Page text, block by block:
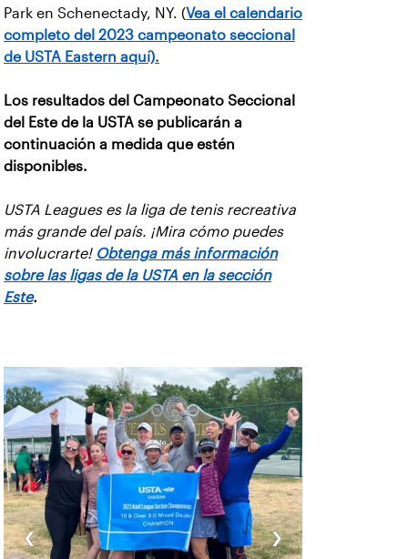
Park en Schenectady, NY. (Vea el calendario
completo del 2023 campeonato seccional
de USTA Eastern aquí).
Los resultados del Campeonato Seccional
del Este de la USTA se publicarán a
continuación a medida que estén
disponibles.
USTA Leagues es la liga de tenis recreativa
más grande del país. ¡Mira cómo puedes
involucrarte! Obtenga más información
sobre las ligas de la USTA en la sección
Este.
‹ ›